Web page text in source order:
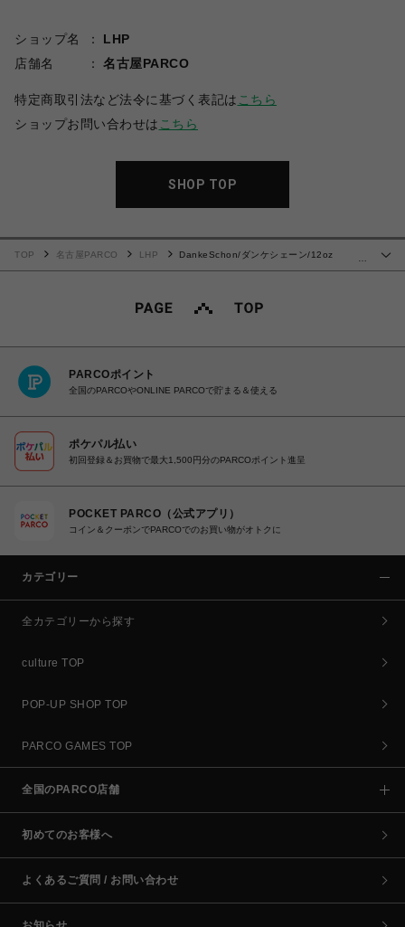
ショップ名
LHP
店舗名
名古屋PARCO
特定商取引法など法令に基づく表記は こちら
ショップお問い合わせは こちら
SHOP TOP
…
TOP 名古屋PARCO LHP
DankeSchon/ダンケシェーン/12oz
PARCOポイント
全国のPARCOやONLINE PARCOで貯まる＆使える
ポケパル払い
初回登録＆お買物で最大1,500円分のPARCOポイント進呈
POCKET PARCO（公式アプリ）
コイン＆クーポンでPARCOでのお買い物がオトクに
カテゴリー
全カテゴリーから探す
culture TOP
POP-UP SHOP TOP
PARCO GAMES TOP
全国のPARCO店舗
初めてのお客様へ
よくあるご質問 / お問い合わせ